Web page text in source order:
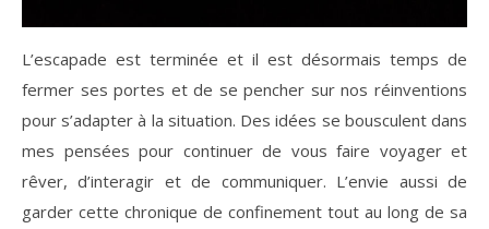
L’escapade est terminée et il est désormais temps de
fermer ses portes et de se pencher sur nos réinventions
pour s’adapter à la situation. Des idées se bousculent dans
mes pensées pour continuer de vous faire voyager et
rêver, d’interagir et de communiquer. L’envie aussi de
garder cette chronique de confinement tout au long de sa